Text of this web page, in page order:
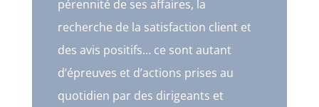
pérennité de ses affaires, la
recherche de la satisfaction client et
des avis positifs… ce sont autant
d’épreuves et d’actions prises au
quotidien par des dirigeants et